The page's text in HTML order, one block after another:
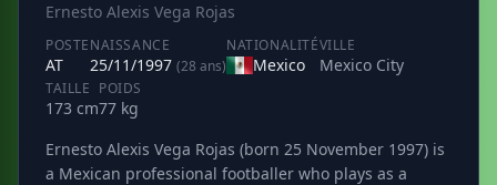
Ernesto Alexis Vega Rojas
POSTE
AT
NAISSANCE
25/11/1997 (28 ans)
NATIONALITÉ
Mexico
VILLE
Mexico City
TAILLE
173 cm
POIDS
77 kg
Ernesto Alexis Vega Rojas (born 25 November 1997) is
a Mexican professional footballer who plays as a